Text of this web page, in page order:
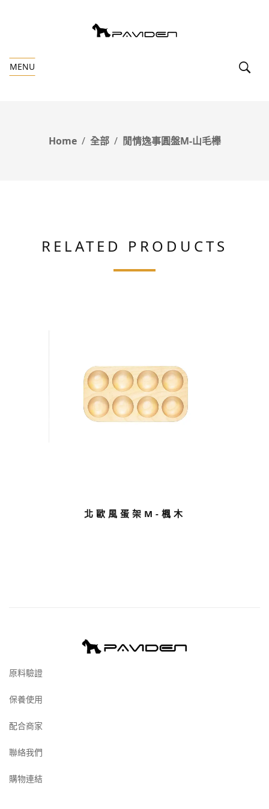
MENU
Home 全部 閒情逸事圓盤M-山毛櫸
RELATED PRODUCTS
北歐風蛋架M-楓木
原料驗證
保養使用
配合商家
聯絡我們
購物連結